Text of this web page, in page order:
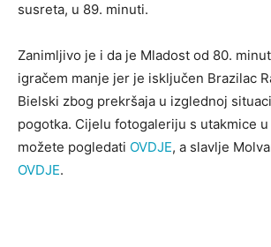
susreta, u 89. minuti.
Zanimljivo je i da je Mladost od 80.
igračem manje jer je isključen Brazilac
Bielski zbog prekršaja u izglednoj
pogotka. Cijelu fotogaleriju s utakmice
možete pogledati OVDJE, a slavlje
OVDJE.